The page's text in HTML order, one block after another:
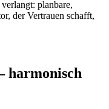
planbare,
der Vertrauen schafft,
harmonisch